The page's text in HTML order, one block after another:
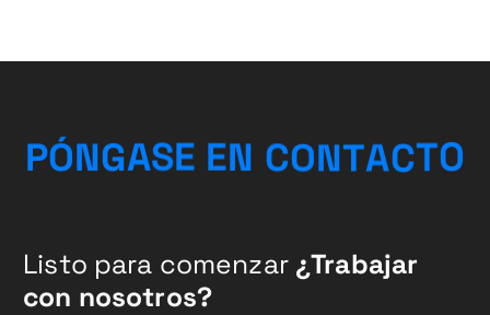
PÓNGASE EN CONTACTO
Listo para comenzar¿Trabajar
con nosotros?